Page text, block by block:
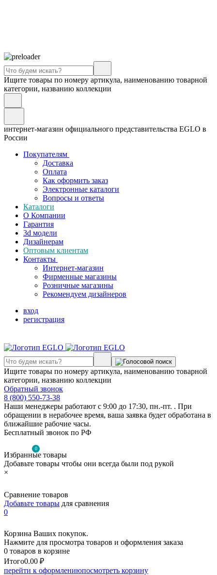
Ищите товары по номеру артикула, наименованию товарной
категории, названию коллекции
интернет-магазин официального представительства EGLO в
России
Покупателям
Доставка
Оплата
Как оформить заказ
Электронные каталоги
Вопросы и ответы
Каталоги
О Компании
Гарантия
3d модели
Дизайнерам
Оптовым клиентам
Контакты
Интернет-магазин
Фирменные магазины
Розничные магазины
Рекомендуем дизайнеров
вход
регистрация
Ищите товары по номеру артикула, наименованию товарной
категории, названию коллекции
Обратный звонок
8 (800) 550-73-38
Наши менеджеры работают с 9:00 до 17:30, пн.-пт. . При
обращении в нерабочее время, ваша заявка будет обработана в
ближайшие рабочие часы.
Бесплатный звонок по РФ
0
Избранные товары
Добавьте товары чтобы они всегда были под рукой
×
Сравнение товаров
Добавьте товары для сравнения
0
Корзина Ваших покупок.
Нажмите для просмотра товаров и оформления заказа
0 товаров в корзине
Итого0.00 ₽
перейти к оформлениюпосмотреть корзину